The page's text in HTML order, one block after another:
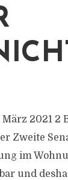
2021 2
Zweite
im
und